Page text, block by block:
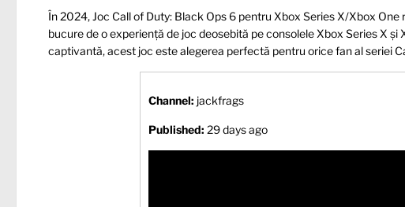
În 2024, Joc Call of Duty: Black Ops 6 pentru Xbox Series X/Xbox
bucure de o experiență de joc deosebită pe consolele Xbox Series X
captivantă, acest joc este alegerea perfectă pentru orice fan al seriei
Channel: jackfrags
Published: 29 days ago